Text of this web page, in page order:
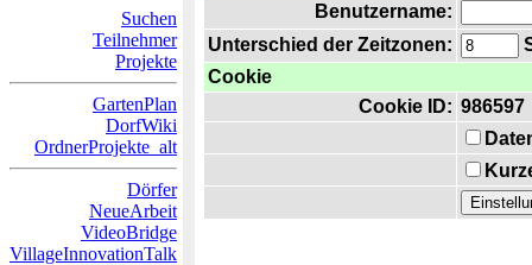
Suchen
Teilnehmer
Projekte
GartenPlan
DorfWiki
OrdnerProjekte_alt
Dörfer
NeueArbeit
VideoBridge
VillageInnovationTalk
Benutzername:
Unterschied der Zeitzonen:
Cookie
Cookie ID: 986597